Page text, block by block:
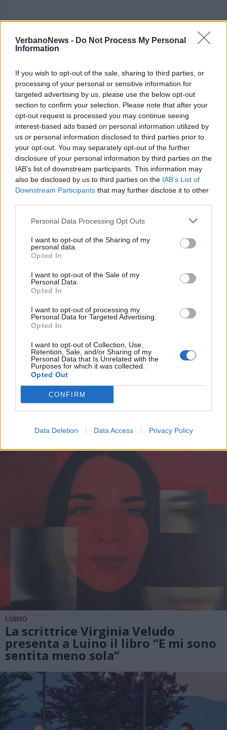
VerbanoNews - Do Not Process My Personal
Information
If you wish to opt-out of the sale, sharing to third parties, or
processing of your personal or sensitive information for
targeted advertising by us, please use the below opt-out
section to confirm your selection. Please note that after your
opt-out request is processed you may continue seeing
interest-based ads based on personal information utilized by
us or personal information disclosed to third parties prior to
your opt-out. You may separately opt-out of the further
disclosure of your personal information by third parties on the
IAB’s list of downstream participants. This information may
also be disclosed by us to third parties on the IAB’s List of
Downstream Participants that may further disclose it to other
Personal Data Processing Opt Outs
I want to opt-out of the Sharing of my
personal data.
Opted In
I want to opt-out of the Sale of my
Personal Data.
Opted In
I want to opt-out of processing my
Personal Data for Targeted Advertising.
Opted In
I want to opt-out of Collection, Use,
Retention, Sale, and/or Sharing of my
Personal Data that Is Unrelated with the
Purposes for which it was collected.
Opted Out
CONFIRM
Data Deletion Data Access Privacy Policy
ALTRE NOTIZIE DI LUINO
Luino festeggia la maestra
scuola, famiglia e comunità
LUINO
La scrittrice Virginia Veludo
presenta a Luino il libro “E mi sono
sentita meno sola”